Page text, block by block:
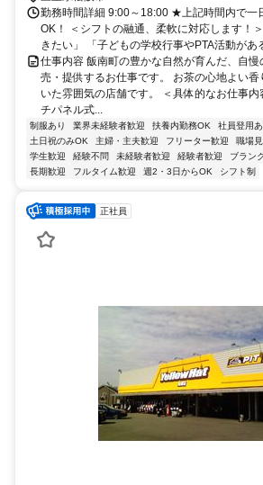
勤務時間詳細 9:00～18:00 ★上記時間内で一
OK！ ＜シフトの融通、柔軟に対応します！
きたい」 「子どもの学校行事やPTA活動があ
仕事内容 飯南町の豊かな自然が育んだ、自慢
売・提供するお仕事です。 お茶の心地よい
いた雰囲気の店舗です。 ＜具体的なお仕事
チパネル式...
制服あり 業界未経験者歓迎 扶養内勤務OK 社員登用あ
土日祝のみOK
主婦・主夫歓迎 フリーター歓迎 職場
学生歓迎
経験不問 未経験者歓迎 経験者歓迎 ブラン
長期歓迎
フルタイム歓迎 週2・3日からOK シフト制
正社員